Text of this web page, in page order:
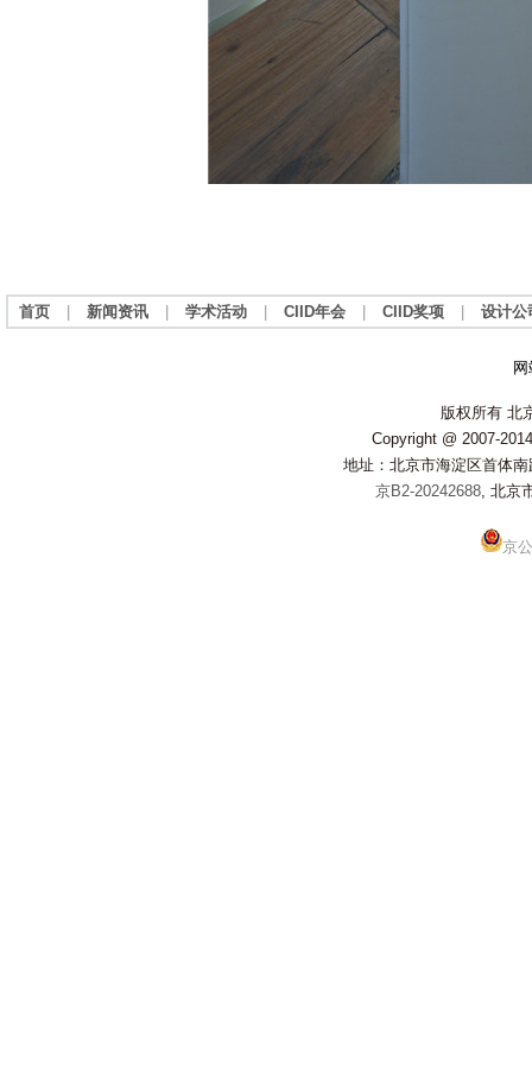
首页 新闻资讯 学术活动 CIID年会 CIID奖项 设计公
版权所有 北
Copyright @ 2007-
地址：北京市海淀区首体
京B2-20242688, 北京
京